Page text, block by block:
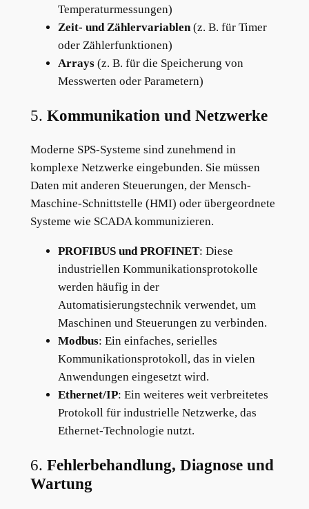
Temperaturmessungen)
Zeit- und Zählervariablen(z. B. für Timer
oder Zählerfunktionen)
Arrays(z. B. für die Speicherung von
Messwerten oder Parametern)
5. Kommunikation und Netzwerke
Moderne SPS-Systeme sind zunehmend in
komplexe Netzwerke eingebunden. Sie müssen
Daten mit anderen Steuerungen, der Mensch-
Maschine-Schnittstelle (HMI) oder übergeordnete
Systeme wie SCADA kommunizieren.
PROFIBUS und PROFINET: Diese
industriellen Kommunikationsprotokolle
werden häufig in der
Automatisierungstechnik verwendet, um
Maschinen und Steuerungen zu verbinden.
Modbus: Ein einfaches, serielles
Kommunikationsprotokoll, das in vielen
Anwendungen eingesetzt wird.
Ethernet/IP: Ein weiteres weit verbreitetes
Protokoll für industrielle Netzwerke, das
Ethernet-Technologie nutzt.
6. Fehlerbehandlung, Diagnose und
Wartung